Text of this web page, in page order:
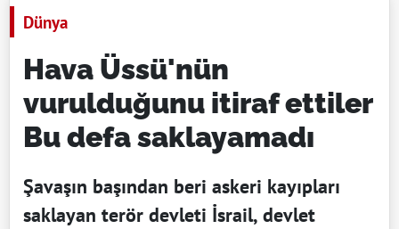
Dünya
Hava Üssü'nün
vurulduğunu itiraf ettiler
Bu defa saklayamadı
Şavaşın başından beri askeri kayıpları
saklayan terör devleti İsrail, devlet